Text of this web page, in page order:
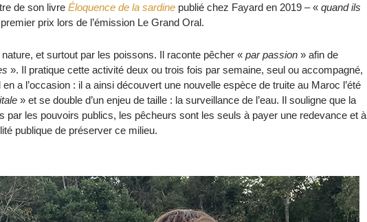
de son livre Éloquence de la sardine publié chez Fayard en 2019 –« quand ils
prix lors de l’émission Le Grand Oral.
et surtout par les poissons. Il raconte pêcher « par passion » afin de
». Il pratique cette activité deux ou trois fois par semaine, seul ou accompagné,
a l’occasion : il a ainsi découvert une nouvelle espèce de truite au Maroc l’été
» et se double d’un enjeu de taille : la surveillance de l’eau. Il souligne que la
par les pouvoirs publics, les pêcheurs sont les seuls à payer une redevance et à
publique de préserver ce milieu.